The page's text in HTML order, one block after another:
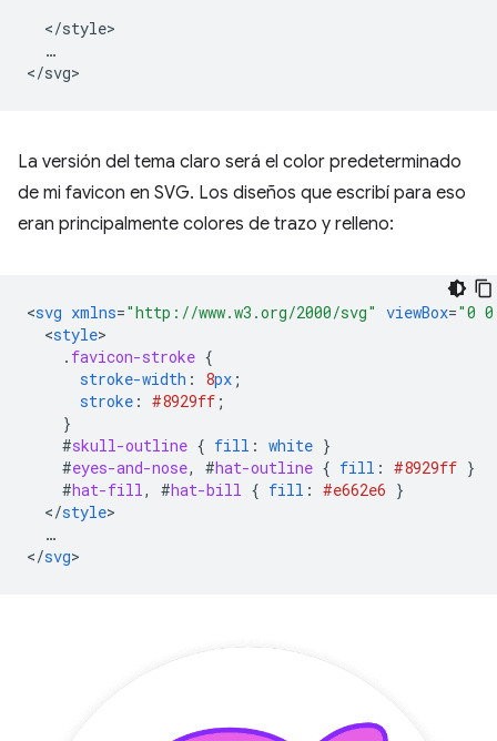
  </style>
  …
La versión del tema claro será el color predeterminado
de mi favicon en SVG. Los diseños que escribí para eso
eran principalmente colores de trazo y relleno:
<svg xmlns="http://www.w3.org/2000/svg" viewBox="0 0
<style
. favicon-stroke {
stroke-width : 8px ;
stroke : #8929ff ;
}
#skull-outline { fill : white }
#eyes-and-nose, #hat-outline { fill : #8929ff }
#hat-fill, #hat-bill { fill : #e662e6 }
</style
…
</svg